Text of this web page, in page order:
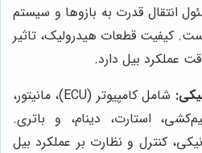
انتقال قدرت به بازوها و سیستم
کیفیت قطعات هیدرولیک، تاثیر
عملکرد بیل دارد.
شامل کامپیوتر (ECU)، مانیتور،
استارت، دینام، و باتری.
کنترل و نظارت بر عملکرد بیل